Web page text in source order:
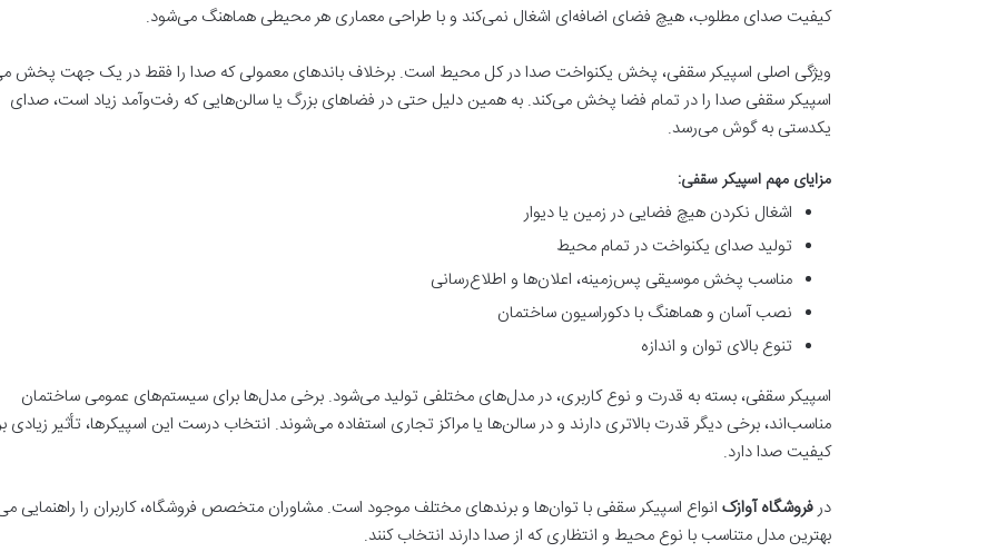
کیفیت صدای مطلوب، هیچ فضای اضافه‌ای اشغال نمی‌کند و با طراحی معماری هر محیطی هماهنگ می‌شود.
ویژگی اصلی اسپیکر سقفی، پخش یکنواخت صدا در کل محیط است. برخلاف باندهای معمولی که صدا را فقط در یک جهت پخش
اسپیکر سقفی صدا را در تمام فضا پخش می‌کند. به همین دلیل حتی در فضاهای بزرگ یا سالن‌هایی که رفت‌وآمد زیاد است، صدای
یکدستی به گوش می‌رسد.
مزایای مهم اسپیکر سقفی:
اشغال نکردن هیچ فضایی در زمین یا دیوار
تولید صدای یکنواخت در تمام محیط
مناسب پخش موسیقی پس‌زمینه، اعلان‌ها و اطلاع‌رسانی
نصب آسان و هماهنگ با دکوراسیون ساختمان
تنوع بالای توان و اندازه
اسپیکر سقفی، بسته به قدرت و نوع کاربری، در مدل‌های مختلفی تولید می‌شود. برخی مدل‌ها برای سیستم‌های عمومی ساختمان
مناسب‌اند، برخی دیگر قدرت بالاتری دارند و در سالن‌ها یا مراکز تجاری استفاده می‌شوند. انتخاب درست این اسپیکرها، تأثیر زیادی
کیفیت صدا دارد.
درفروشگاه آوازک انواع اسپیکر سقفی با توان‌ها و برندهای مختلف موجود است. مشاوران متخصص فروشگاه، کاربران را راهنمایی
بهترین مدل متناسب با نوع محیط و انتظاری که از صدا دارند انتخاب کنند.